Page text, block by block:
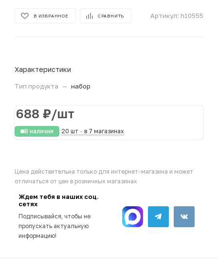
В ИЗБРАННОЕ СРАВНИТЬ Артикул: h10555
Характеристики
Тип продукта — набор
688 ₽/шт
В наличии 20 шт - в 7 магазинах
Цена действительна только для интернет-магазина и может
отличаться от цен в розничных магазинах
Ждем тебя в наших соц.
сетях
Подписывайся, чтобы не
пропускать актуальную
информацию!